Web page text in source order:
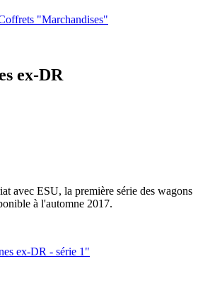
"Marchandises"
ex-DR
avec ESU, la première série des wagons
à l'automne 2017.
ex-DR - série 1"